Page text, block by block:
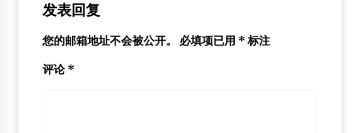
发表回复
您的邮箱地址不会被公开。 必填项已用 * 标注
评论 *